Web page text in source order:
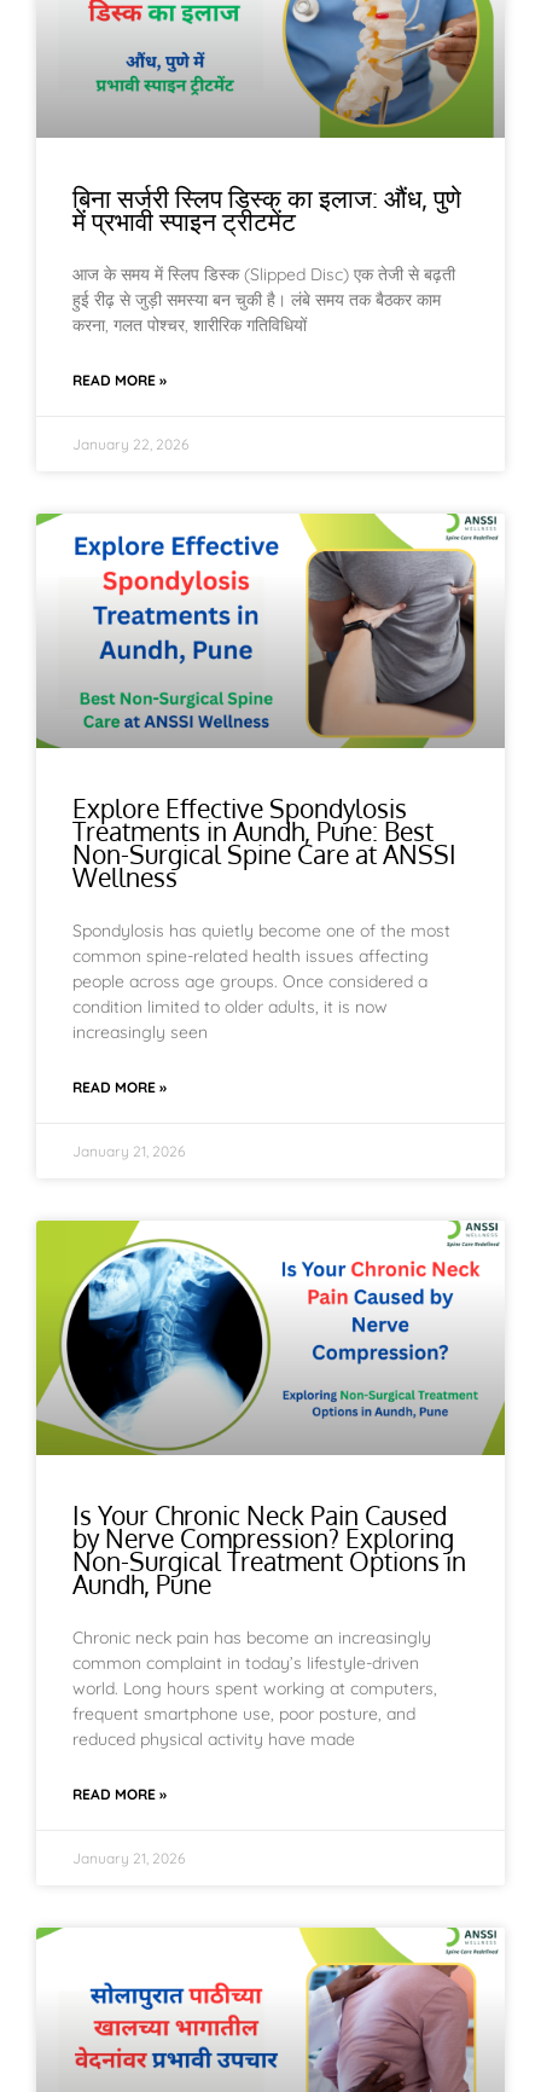
बिना सर्जरी स्लिप डिस्क का इलाज: औंध, पुणे
में प्रभावी स्पाइन ट्रीटमेंट
आज के समय में स्लिप डिस्क (Slipped Disc) एक तेजी से बढ़ती
हुई रीढ़ से जुड़ी समस्या बन चुकी है। लंबे समय तक बैठकर काम
करना, गलत पोश्चर, शारीरिक गतिविधियों
READ MORE »
January 22, 2026
Explore Effective Spondylosis
Treatments in Aundh, Pune: Best
Non-Surgical Spine Care at ANSSI
Wellness
Spondylosis has quietly become one of the most
common spine-related health issues affecting
people across age groups. Once considered a
condition limited to older adults, it is now
increasingly seen
READ MORE »
January 21, 2026
Is Your Chronic Neck Pain Caused
by Nerve Compression? Exploring
Non-Surgical Treatment Options in
Aundh, Pune
Chronic neck pain has become an increasingly
common complaint in today’s lifestyle-driven
world. Long hours spent working at computers,
frequent smartphone use, poor posture, and
reduced physical activity have made
READ MORE »
January 21, 2026